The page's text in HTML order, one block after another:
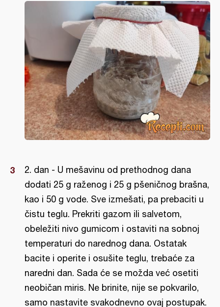
2. dan - U mešavinu od prethodnog dana
dodati 25 g raženog i 25 g pšeničnog brašna,
kao i 50 g vode. Sve izmešati, pa prebaciti u
čistu teglu. Prekriti gazom ili salvetom,
obeležiti nivo gumicom i ostaviti na sobnoj
temperaturi do narednog dana. Ostatak
bacite i operite i osušite teglu, trebaće za
naredni dan. Sada će se možda već osetiti
neobičan miris. Ne brinite, nije se pokvarilo,
samo nastavite svakodnevno ovaj postupak.